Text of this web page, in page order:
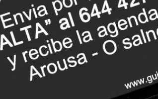
patrocinador
Animación